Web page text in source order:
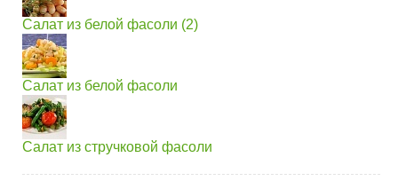
Салат из белой фасоли (2)
Салат из белой фасоли
Салат из стручковой фасоли